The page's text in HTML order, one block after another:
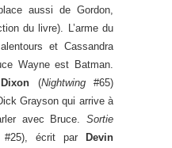
aussi de Gordon,
du livre). L’arme du
et Cassandra
Wayne est Batman.
(Nightwing#65)
Grayson qui arrive à
avec Bruce. Sortie
#25), écrit par Devin